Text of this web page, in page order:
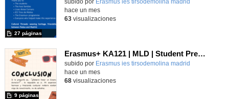
Contenido educativo.
subido por Erasmus ies tirsodemolina madrid
27 páginas
hace un mes
63visualizaciones
Erasmus+ KA121 | MLD | Student Presentation 2 | San Bonifacio-Verona 2025
Contenido educativo.
subido por Erasmus ies tirsodemolina madrid
9 páginas
hace un mes
68visualizaciones